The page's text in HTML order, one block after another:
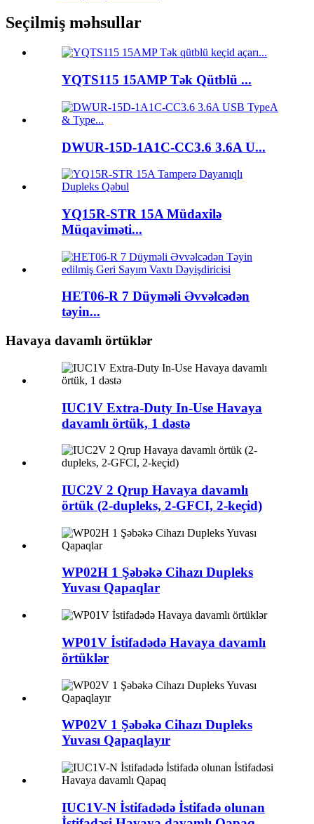
Seçilmiş məhsullar
YQTS115 15AMP Tək Qütblü ...
DWUR-15D-1A1C-CC3.6 3.6A U...
YQ15R-STR 15A Müdaxilə
Müqaviməti...
HET06-R 7 Düyməli Əvvəlcədən
təyin...
Havaya davamlı örtüklər
IUC1V Extra-Duty In-Use Havaya
davamlı örtük, 1 dəstə
IUC2V 2 Qrup Havaya davamlı
örtük (2-dupleks, 2-GFCI, 2-keçid)
WP02H 1 Şəbəkə Cihazı Dupleks
Yuvası Qapaqlar
WP01V İstifadədə Havaya davamlı
örtüklər
WP02V 1 Şəbəkə Cihazı Dupleks
Yuvası Qapaqlayır
IUC1V-N İstifadədə İstifadə olunan